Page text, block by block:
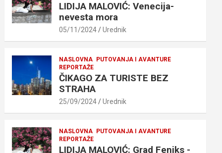
LIDIJA MALOVIĆ: Venecija-
nevesta mora
05/11/2024 Urednik
NASLOVNA
PUTOVANJA I AVANTURE
REPORTAŽE
ČIKAGO ZA TURISTE BEZ
STRAHA
25/09/2024 Urednik
NASLOVNA
PUTOVANJA I AVANTURE
REPORTAŽE
LIDIJA MALOVIĆ: Grad Feniks -